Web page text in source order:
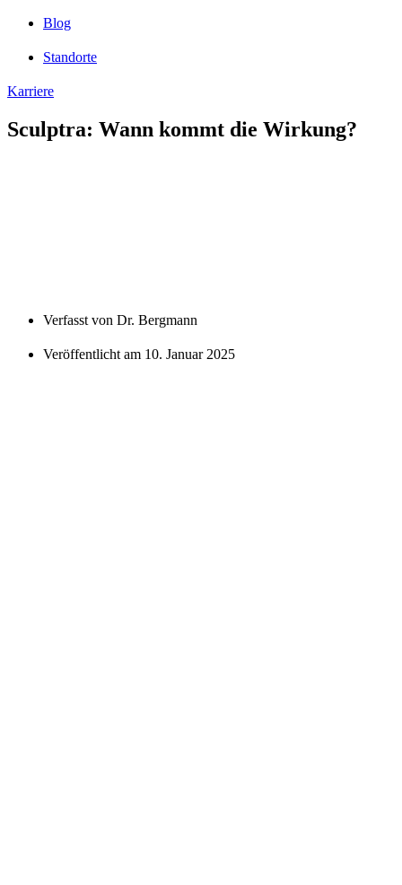
Blog
Standorte
Karriere
Sculptra: Wann kommt die Wirkung?
Verfasst von Dr. Bergmann
Veröffentlicht am 10. Januar 2025